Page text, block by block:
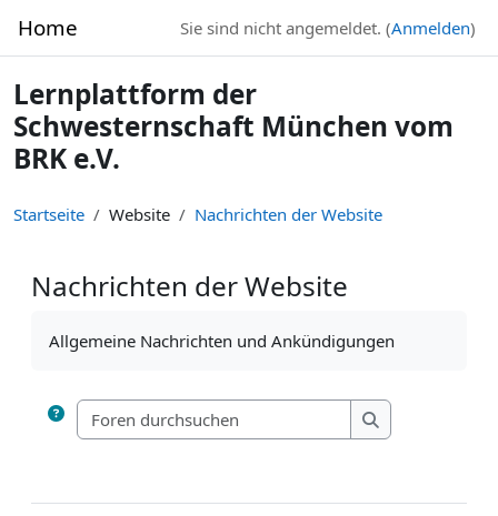
Home Sie sind nicht angemeldet. (Anmelden)
Lernplattform der
Schwesternschaft München vom
BRK e.V.
Startseite Website Nachrichten der Website
Nachrichten der Website
Allgemeine Nachrichten und Ankündigungen
Foren durchsuchen
Foren